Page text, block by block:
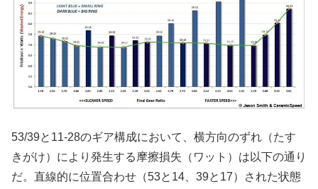
53/39と11-28のギア構成において、横方向のずれ（たす
きがけ）により発生する摩擦損失（ワット）は以下の通り
だ。直線的に位置合わせ（53と14、39と17）された状態